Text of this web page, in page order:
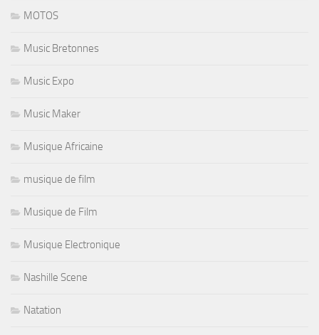
MOTOS
Music Bretonnes
Music Expo
Music Maker
Musique Africaine
musique de film
Musique de Film
Musique Electronique
Nashille Scene
Natation